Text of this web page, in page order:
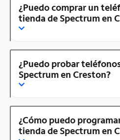
¿Puedo comprar un
tienda de Spectrum en
¿Puedo probar
Spectrum en Creston?
¿Cómo puedo
tienda de Spectrum en